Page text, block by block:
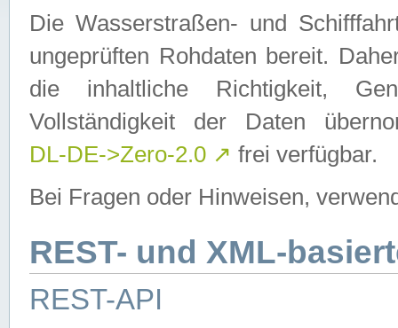
Die Wasserstraßen- und
ungeprüften Rohdaten bereit.
die inhaltliche Richtigkeit,
Vollständigkeit der Daten
DL-DE->Zero-2.0 ↗ frei verfügbar.
Bei Fragen oder Hinweisen,
REST- und XML-
REST-API